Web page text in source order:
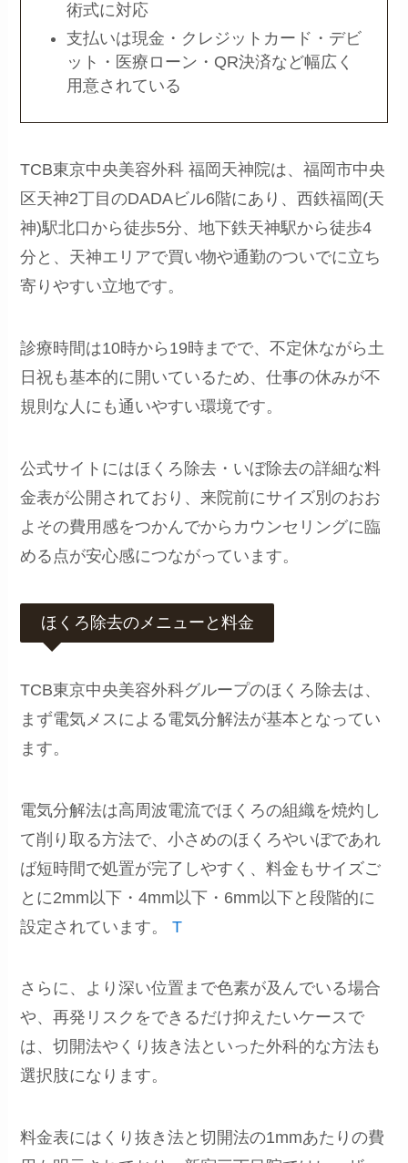
術式に対応
支払いは現金・クレジットカード・デビ
ット・医療ローン・QR決済など幅広く
用意されている
TCB東京中央美容外科 福岡天神院は、福岡市中央
区天神2丁目のDADAビル6階にあり、西鉄福岡(天
神)駅北口から徒歩5分、地下鉄天神駅から徒歩4
分と、天神エリアで買い物や通勤のついでに立ち
寄りやすい立地です。
診療時間は10時から19時までで、不定休ながら土
日祝も基本的に開いているため、仕事の休みが不
規則な人にも通いやすい環境です。
公式サイトにはほくろ除去・いぼ除去の詳細な料
金表が公開されており、来院前にサイズ別のおお
よその費用感をつかんでからカウンセリングに臨
める点が安心感につながっています。
ほくろ除去のメニューと料金
TCB東京中央美容外科グループのほくろ除去は、
まず電気メスによる電気分解法が基本となってい
ます。
電気分解法は高周波電流でほくろの組織を焼灼し
て削り取る方法で、小さめのほくろやいぼであれ
ば短時間で処置が完了しやすく、料金もサイズご
とに2mm以下・4mm以下・6mm以下と段階的に
設定されています。T
さらに、より深い位置まで色素が及んでいる場合
や、再発リスクをできるだけ抑えたいケースで
は、切開法やくり抜き法といった外科的な方法も
選択肢になります。
料金表にはくり抜き法と切開法の1mmあたりの費